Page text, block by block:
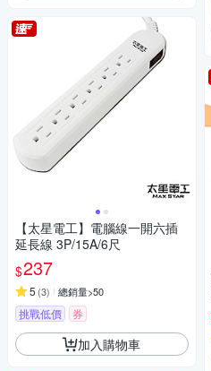
【太星電工】電腦線一開六插
延長線 3P/15A/6尺
$237
5 (3) 總銷量>50
挑戰低價 券
加入購物車